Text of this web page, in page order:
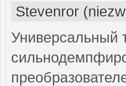
Stevenror